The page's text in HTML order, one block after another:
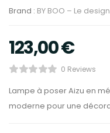
Brand : BY BOO – Le
123,00€
0 Reviews
Lampe à poser Aizu en
moderne pour une